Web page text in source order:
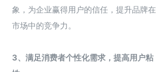
象，为企业赢得用户的信任，提升品牌在
市场中的竞争力。
3、满足消费者个性化需求，提高用户粘